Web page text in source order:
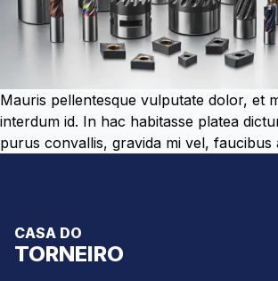
Mauris pellentesque vulputate dolor, et
interdum id. In hac habitasse platea
purus convallis, gravida mi vel, faucibus
CASA DO
TORNEIRO